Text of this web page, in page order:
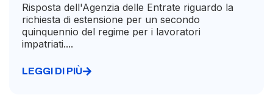
Risposta dell'Agenzia delle Entrate riguardo la
richiesta di estensione per un secondo
quinquennio del regime per i lavoratori
impatriati....
LEGGI DI PIÙ